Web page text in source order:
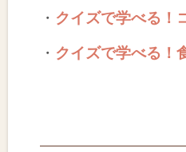
・ クイズで学べる！
・ クイズで学べる！